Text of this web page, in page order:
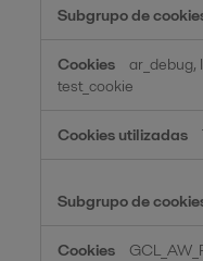
ar_debug,
test_cookie